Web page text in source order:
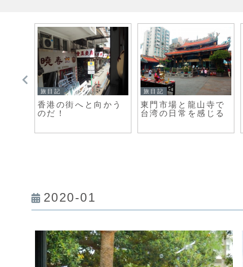
旅日記
香港の街へと向かう
のだ！
旅日記
東門市場と龍山寺で
台湾の日常を感じる
2020-01